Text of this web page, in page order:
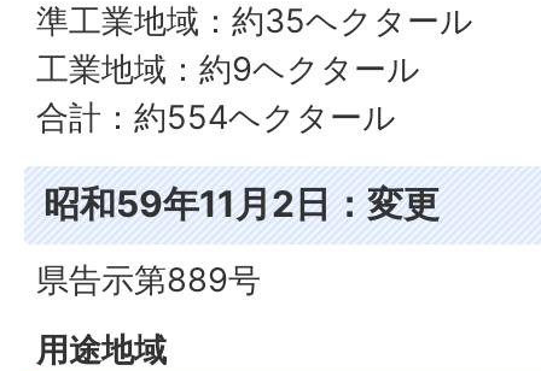
準工業地域：約35ヘクタール
工業地域：約9ヘクタール
合計：約554ヘクタール
昭和59年11月2日：変更
県告示第889号
用途地域